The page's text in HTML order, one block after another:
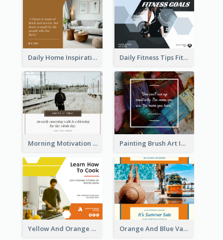
Daily Home Inspirational Quote Facebook Post Daily Fitness Tips Fitness Goals Facebook Post
Morning Motivation Quotes Of Today Facebook Post Painting Brush Art Inspirational quote Facebook Post
Yellow And Orange Kitchen Photo Cooking Class Facebook Post Orange And Blue Vacation Photo Summer Sale Facebook Post